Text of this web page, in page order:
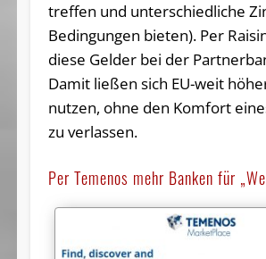
treffen und unterschiedliche
Bedingungen bieten). Per
diese Gelder bei der
Damit ließen sich EU-weit
nutzen, ohne den Komfort
zu verlassen.
Per Temenos mehr Banken für